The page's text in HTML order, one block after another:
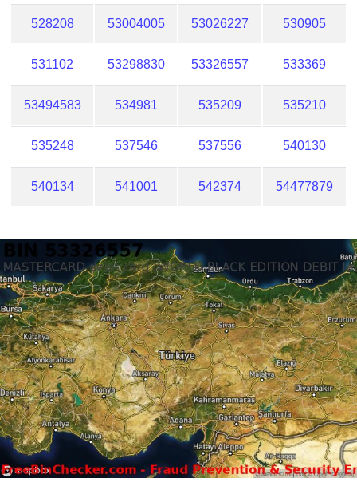
528208 53004005 53026227 530905
531102 53298830 53326557 533369
53494583 534981 535209 535210
535248 537546 537556 540130
540134 541001 542374 54477879